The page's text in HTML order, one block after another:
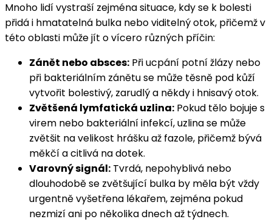
Mnoho lidí vystraší zejména situace, kdy se k bolesti
přidá i hmatatelná bulka nebo viditelný otok, přičemž v
této oblasti může jít o vícero různých příčin:
Zánět nebo absces: Při ucpání potní žlázy nebo
při bakteriálním zánětu se může těsně pod kůží
vytvořit bolestivý, zarudlý a někdy i hnisavý otok.
Zvětšená lymfatická uzlina: Pokud tělo bojuje s
virem nebo bakteriální infekcí, uzlina se může
zvětšit na velikost hrášku až fazole, přičemž bývá
měkčí a citlivá na dotek.
Varovný signál: Tvrdá, nepohyblivá nebo
dlouhodobě se zvětšující bulka by měla být vždy
urgentně vyšetřena lékařem, zejména pokud
nezmizí ani po několika dnech až týdnech.